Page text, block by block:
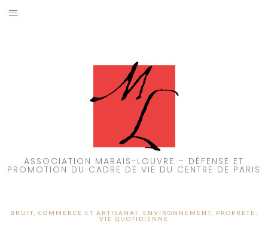
Aller
ASSOCIATION MARAIS-LOUVRE – DÉFENSE ET
PROMOTION DU CADRE DE VIE DU CENTRE DE PARIS
BRUIT COMMERCE ET ARTISANAT ENVIRONNEMENT PROPRETÉ
VIE QUOTIDIENNE